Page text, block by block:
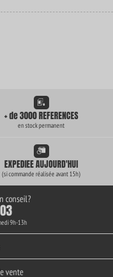
+ de 3000 REFERENCES
en stock permanent
EXPEDIEE AUJOURD'HUI
(si commande réalisée avant 15h)
conseil?
9h-13h
vente